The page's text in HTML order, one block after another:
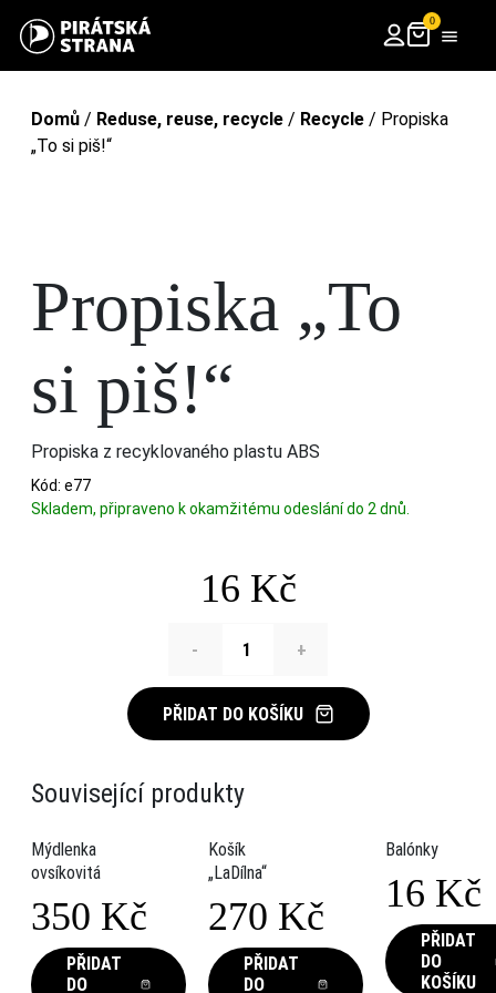
0
Domů / Reduse, reuse, recycle / Recycle / Propiska
„To si piš!“
Propiska „To
si piš!“
Propiska z recyklovaného plastu ABS
Kód: e77
Skladem, připraveno k okamžitému odeslání do 2 dnů.
16 Kč
- +
PŘIDAT DO KOŠÍKU
Související produkty
Mýdlenka
ovsíkovitá
350 Kč
This
product
PŘIDAT
DO
Košík
„LaDílna“
270 Kč
This
product
PŘIDAT
DO
Balónky
16 Kč
PŘIDAT
DO
KOŠÍKU